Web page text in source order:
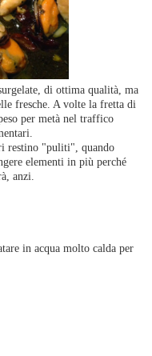
di ottima qualità, ma
fresche. A volte la fretta di
per metà nel traffico
restino "puliti", quando
elementi in più perché
anzi.
in acqua molto calda per